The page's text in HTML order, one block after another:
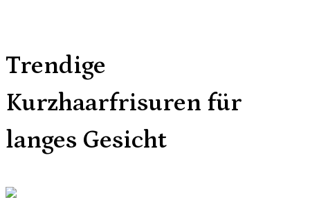
Trendige
Kurzhaarfrisuren für
langes Gesicht